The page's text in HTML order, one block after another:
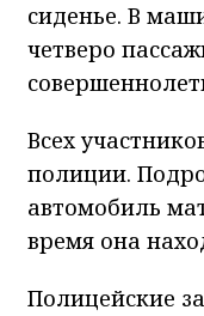
сиденье. В
четверо
Всех
полиции.
автомобиль
время она
Полицейские